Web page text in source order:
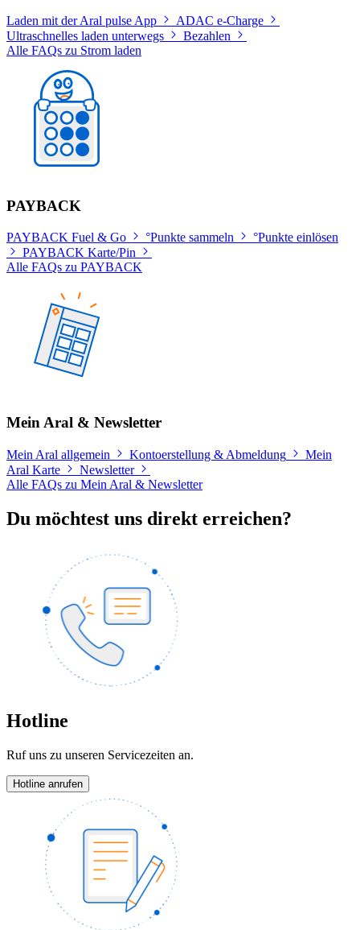
Laden mit der Aral pulse App
ADAC e-Charge
Ultraschnelles laden unterwegs
Bezahlen
Alle FAQs zu Strom laden
PAYBACK
PAYBACK Fuel & Go °Punkte sammeln
°Punkte einlösen
PAYBACK Karte/Pin
Alle FAQs zu PAYBACK
Mein Aral & Newsletter
Mein Aral allgemein Kontoerstellung & Abmeldung
Mein
Aral Karte
Newsletter
Alle FAQs zu Mein Aral & Newsletter
Du möchtest uns direkt erreichen?
Hotline
Ruf uns zu unseren Servicezeiten an.
Hotline anrufen